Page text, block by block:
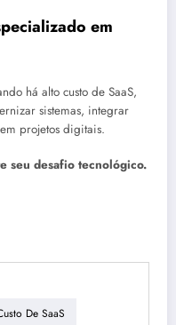
em
há alto custo de SaaS,
sistemas, integrar
projetos digitais.
seu desafio tecnológico.
De SaaS